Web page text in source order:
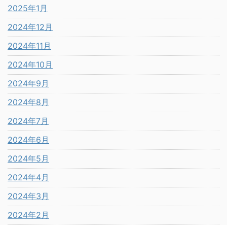
2025年1月
2024年12月
2024年11月
2024年10月
2024年9月
2024年8月
2024年7月
2024年6月
2024年5月
2024年4月
2024年3月
2024年2月